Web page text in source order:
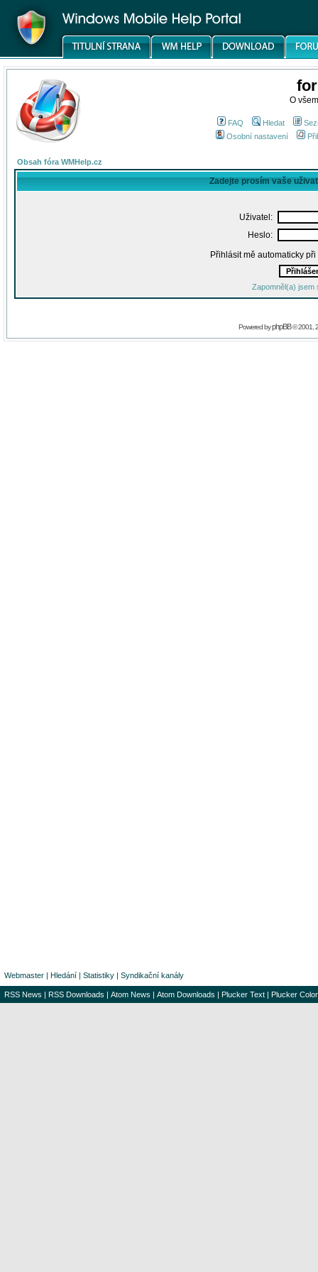
O
FAQ Hledat
Osobní nastavení
Obsah fóra WMHelp.cz
Zadejte prosím vaše
Uživatel:
Heslo:
Přihlásit mě automaticky
Zapomněl(a) jsem
Powered byphpBB© 2001,
Webmaster | Hledání | Statistiky | Syndikační kanály
RSS News | RSS Downloads | Atom News | Atom Downloads | Plucker Text | Plucker Color